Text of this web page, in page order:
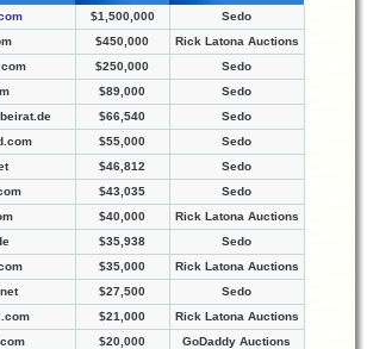
$1,500,000
Sedo
$450,000
Rick Latona Auctions
$250,000
Sedo
$89,000
Sedo
$66,540
Sedo
$55,000
Sedo
$46,812
Sedo
$43,035
Sedo
$40,000
Rick Latona Auctions
$35,938
Sedo
$35,000
Rick Latona Auctions
$27,500
Sedo
$21,000
Rick Latona Auctions
$20,000
GoDaddy Auctions